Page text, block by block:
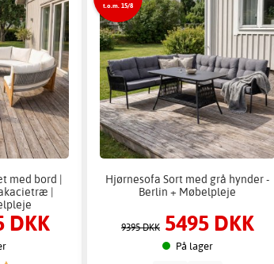
med bord |
|
DKK
t.o.m. 15/8
Hjørnesofa Sort med grå hynder -
Berlin + Møbelpleje
9395 DKK 5495 DKK
På lager